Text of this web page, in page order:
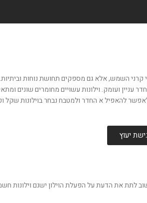
השמש, אלא גם מספקים תחושת נוחות
ועומק. וילונות עשויים מחומרים שונים
להאפיל א החדר ולמטבח נבחר בוילונות שקל
יעוץ
לתת את הדעת על הפעלת הוילון ישנם וילונות